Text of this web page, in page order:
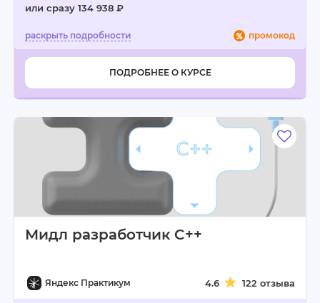
или сразу 134 938 ₽
промокод
ПОДРОБНЕЕ О КУРСЕ
Мидл разработчик C++
Яндекс Практикум 4.6 122 отзыва